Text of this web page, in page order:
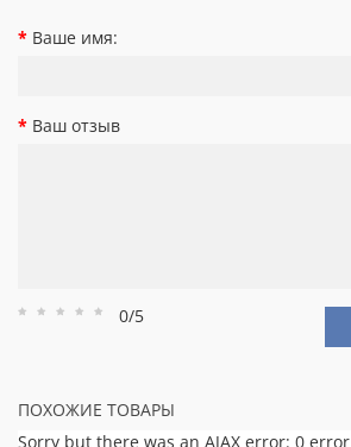
Ваше имя:
Ваш отзыв
Рейтинг
Рейтинг
Рейтинг
Рейтинг
Рейтинг
0/5
ПОХОЖИЕ ТОВАРЫ
Sorry but there was an AJAX error: 0 error